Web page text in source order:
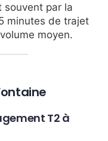
souvent par la
minutes de trajet
moyen.
T2 à